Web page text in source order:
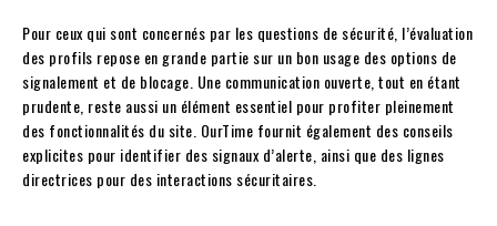
Pour ceux qui sont concernés par les questions de sécurité, l’évaluation
des profils repose en grande partie sur un bon usage des options de
signalement et de blocage. Une communication ouverte, tout en étant
prudente, reste aussi un élément essentiel pour profiter pleinement
des fonctionnalités du site. OurTime fournit également des conseils
explicites pour identifier des signaux d’alerte, ainsi que des lignes
directrices pour des interactions sécuritaires.